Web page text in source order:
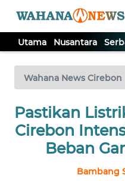
Utama Nusantara
Wahana News Cirebon
Pastikan
Cirebon
Beban
Bambang
TV
Tutup
UTAMA
NUSANTARA